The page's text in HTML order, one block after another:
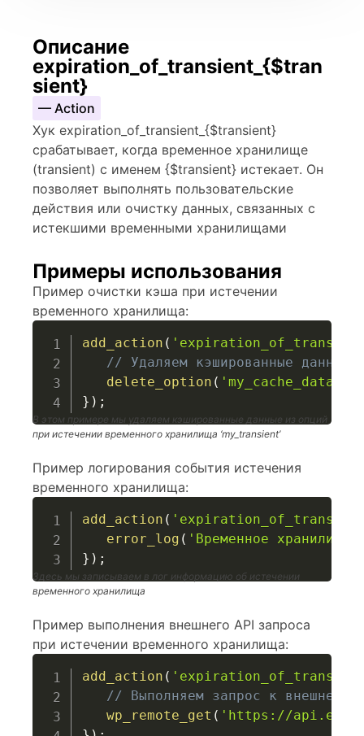
Описание
expiration_of_transient_{$tran
sient}
— Action
Хук expiration_of_transient_{$transient}
срабатывает, когда временное хранилище
(transient) с именем {$transient} истекает. Он
позволяет выполнять пользовательские
действия или очистку данных, связанных с
истекшими временными хранилищами
Примеры использования
Пример очистки кэша при истечении
временного хранилища:
add_action (
// Удаляем кэшированные данные,
delete_option ( 'my_cache_data'
} ) ;
В этом примере мы удаляем кэшированные данные из опций
при истечении временного хранилища ‘my_transient’
Пример логирования события истечения
временного хранилища:
add_action (
error_log ( 'Временное хранилище
} ) ;
Здесь мы записываем в лог информацию об истечении
временного хранилища
Пример выполнения внешнего API запроса
при истечении временного хранилища:
add_action (
// Выполняем запрос к внешнему
wp_remote_get ( 'https://